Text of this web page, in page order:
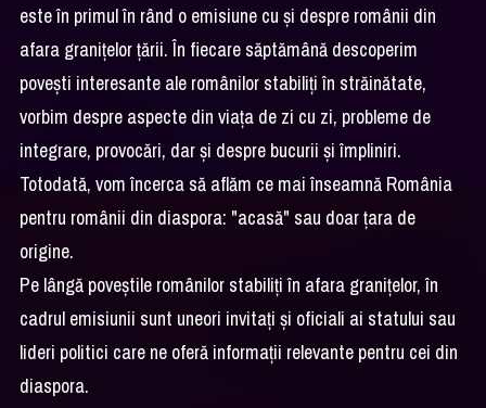
este în primul în rând o emisiune cu și despre românii din
afara granițelor țării. În fiecare săptămână descoperim
povești interesante ale românilor stabiliți în străinătate,
vorbim despre aspecte din viața de zi cu zi, probleme de
integrare, provocări, dar și despre bucurii și împliniri.
Totodată, vom încerca să aflăm ce mai înseamnă România
pentru românii din diaspora: "acasă" sau doar țara de
origine.
Pe lângă poveștile românilor stabiliți în afara granițelor, în
cadrul emisiunii sunt uneori invitați și oficiali ai statului sau
lideri politici care ne oferă informații relevante pentru cei din
diaspora.